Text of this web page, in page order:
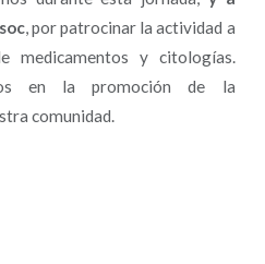
, por patrocinar la actividad a
medicamentos y citologías.
en la promoción de la
comunidad.